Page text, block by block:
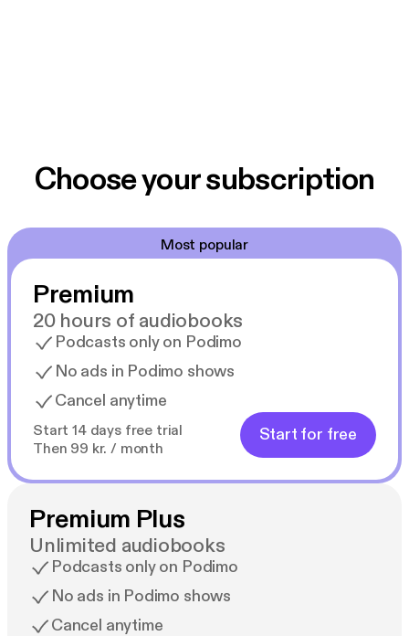
Choose your subscription
Most popular
Premium
20 hours of audiobooks
Podcasts only on Podimo
No ads in Podimo shows
Cancel anytime
Start 14 days free trial
Then 99 kr. / month
Start for free
Premium Plus
Unlimited audiobooks
Podcasts only on Podimo
No ads in Podimo shows
Cancel anytime